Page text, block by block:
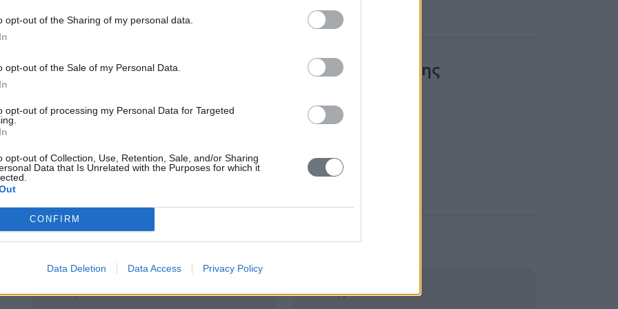
opt-out of the Sharing of my personal data.
opt-out of the Sale of my Personal Data.
opt-out of processing my Personal Data for Targeted
opt-out of Collection, Use, Retention, Sale, and/or Sharing
Data that Is Unrelated with the Purposes for which it
CONFIRM
Data Deletion Data Access Privacy Policy
Οφέλη της Δερματοσκόπησης και Χαρτογράφησης
Μείωση της ανάγκης για περιττές αφαιρέσεις σπιλών.
Μακροχρόνια παρακολούθηση με ακρίβεια.
Μαρτυρίες Ασθενών
Ελένη Χ. Γιάννης Δ.